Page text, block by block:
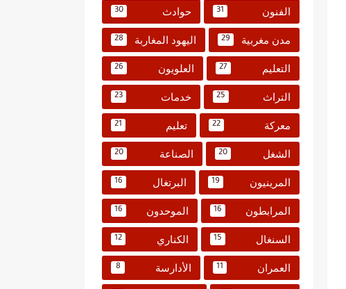
الفنون 31 حوادث 30
مدن مغربية 29 اليهود المغاربة 28
التعليم 27 العلويون 26
التراث 25 خدمات 23
معركة 22 تعليم 21
الشغل 20 الصناعة 20
المرينيون 19 البرتغال 16
المرابطون 16 الموحدون 16
السنغال 15 الكناري 12
العمران 11 الأدارسة 8